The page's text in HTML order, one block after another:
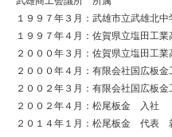
１９９７年３月：武雄市立武雄北
１９９７年４月：佐賀県立塩田工
２０００年３月：佐賀県立塩田工
２０００年４月：有限会社国広板
２００２年３月：有限会社国広板
２００２年４月：松尾板金 入社
２０１４年１月：松尾板金 代表